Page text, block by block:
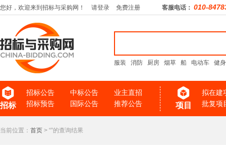
您好，欢迎来到招标与采购网！ 请登录 免费注册 客服电话： 010-
服装 消防 厨房 烟草 船 电动车 健
招标
招标公告 中标公告
业主直招
招标预告
国际公告 推荐公告 项目
拟在建
批复项
当前位置： 首页 > “”的查询结果